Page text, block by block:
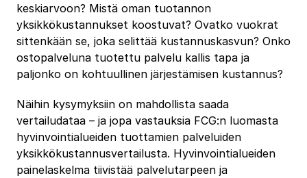
keskiarvoon? Mistä oman tuotannon
yksikkökustannukset koostuvat? Ovatko vuokrat
sittenkään se, joka selittää kustannuskasvun? Onko
ostopalveluna tuotettu palvelu kallis tapa ja
paljonko on kohtuullinen järjestämisen kustannus?
Näihin kysymyksiin on mahdollista saada
vertailudataa – ja jopa vastauksia FCG:n luomasta
hyvinvointialueiden tuottamien palveluiden
yksikkökustannusvertailusta. Hyvinvointialueiden
painelaskelma tiivistää palvelutarpeen ja